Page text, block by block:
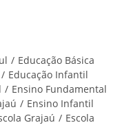
/ Educação Básica
/ Educação Infantil
/ Ensino Fundamental
/ Ensino Infantil
Grajaú / Escola